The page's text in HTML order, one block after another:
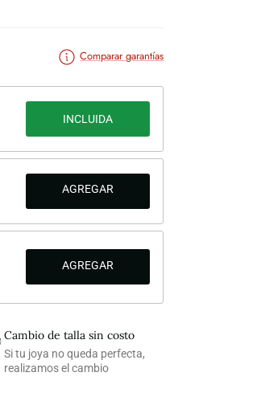
Comparar garantías
INCLUIDA
Cambio de talla sin costo
Si tu joya no queda perfecta,
realizamos el cambio